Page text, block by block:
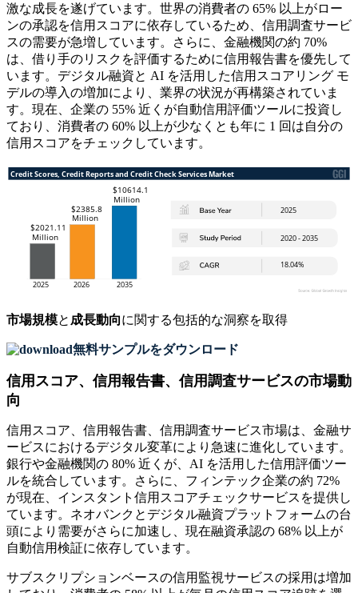
激な成長を遂げています。世界の消費者の 65% 以上がロー
ンの承認を信用スコアに依存しているため、信用調査サービ
スの需要が急増しています。さらに、金融機関の約 70%
は、借り手のリスクを評価するために信用報告書を優先して
います。デジタル融資と AI を活用した信用スコアリング モ
デルの導入の増加により、業界の状況が再構築されていま
す。現在、企業の 55% 近くが自動信用評価ツールに投資し
ており、消費者の 60% 以上が少なくとも年に 1 回は自分の
信用スコアをチェックしています。
市場規模と成長動向に関する包括的な洞察を取得
無料サンプルをダウンロード
信用スコア、信用報告書、信用調査サービスの市場動
向
信用スコア、信用報告書、信用調査サービス市場は、金融サ
ービスにおけるデジタル変革により急速に進化しています。
銀行や金融機関の 80% 近くが、AI を活用した信用評価ツー
ルを統合しています。さらに、フィンテック企業の約 72%
が現在、インスタント信用スコアチェックサービスを提供し
ています。ネオバンクとデジタル融資プラットフォームの台
頭により需要がさらに加速し、現在融資承認の 68% 以上が
自動信用検証に依存しています。
サブスクリプションベースの信用監視サービスの採用は増加